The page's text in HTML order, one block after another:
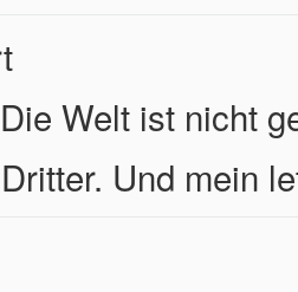
Welt ist nicht
Und mein